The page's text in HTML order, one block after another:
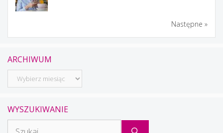
Następne »
ARCHIWUM
Archiwum
WYSZUKIWANIE